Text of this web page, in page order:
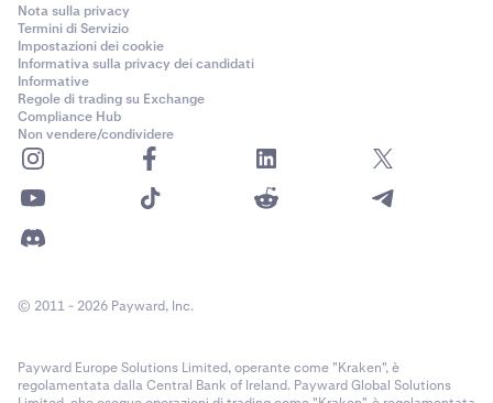
Nota sulla privacy
Termini di Servizio
Impostazioni dei cookie
Informativa sulla privacy dei candidati
Informative
Regole di trading su Exchange
Compliance Hub
Non vendere/condividere
© 2011 - 2026 Payward, Inc.
Payward Europe Solutions Limited, operante come "Kraken", è
regolamentata dalla Central Bank of Ireland. Payward Global Solutions